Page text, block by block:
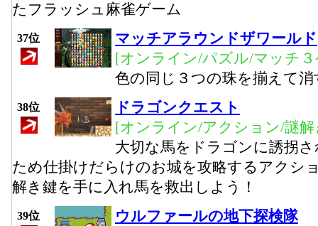
たフラッシュ麻雀ゲーム
37位
マッチアラウンドザワールド
[オンライン/パズル/マッチ
色の同じ３つの珠を揃えて
38位
ドラゴンクエスト
[オンライン/アクション/謎
大切な馬をドラゴンに誘拐
ため仕掛けだらけのお城を攻略するアクシ
解き鍵を手に入れ馬を救出しよう！
39位
ウルファールの地下探検隊